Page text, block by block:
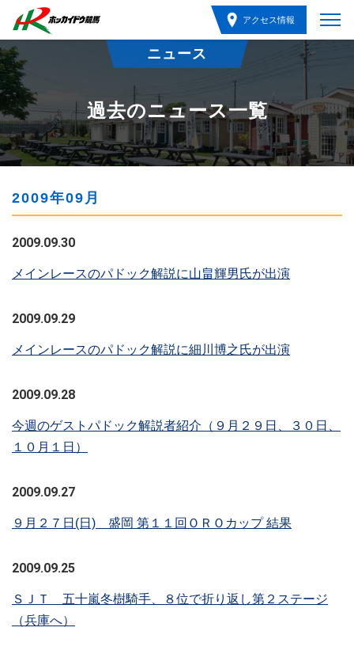
アクセス情報
ニュース
過去のニュース一覧
2009年09月
2009.09.30
メインレースのパドック解説に山畠輝男氏が出演
2009.09.29
メインレースのパドック解説に細川博之氏が出演
2009.09.28
今週のゲストパドック解説者紹介（９月２９日、３０日、
１０月１日）
2009.09.27
９月２７日(日) 盛岡 第１１回ＯＲＯカップ 結果
2009.09.25
ＳＪＴ 五十嵐冬樹騎手、８位で折り返し第２ステージ
（兵庫へ）